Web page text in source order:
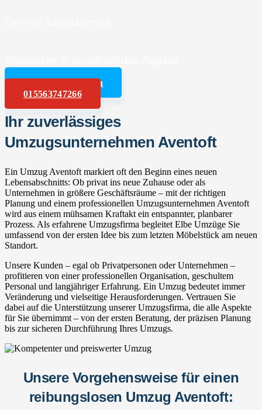
Angebot anfordern
015563747266
Ihr zuverlässiges
Umzugsunternehmen Aventoft
Ein Umzug Aventoft markiert oft den Beginn eines neuen
Lebensabschnitts: Ob privat ins neue Zuhause oder als
Unternehmen in größere Geschäftsräume – mit der richtigen
Planung und einem professionellen Umzugsunternehmen Aventoft
wird aus einem mühsamen Kraftakt ein entspannter, planbarer
Prozess. Als erfahrene Umzugsfirma begleitet Elbe Umzüge Sie
umfassend von der ersten Idee bis zum letzten Möbelstück am neuen
Standort.
Unsere Kunden – egal ob Privatpersonen oder Unternehmen –
profitieren von einer professionellen Organisation, geschultem
Personal und langjähriger Erfahrung. Ein Umzug bedeutet immer
Veränderung und vielseitige Herausforderungen. Vertrauen Sie
dabei auf die Unterstützung unserer Umzugsfirma, die alle Aspekte
für Sie übernimmt – von der ersten Beratung, der präzisen Planung
bis zur sicheren Durchführung Ihres Umzugs.
Unsere Vorgehensweise für einen
reibungslosen Umzug Aventoft: